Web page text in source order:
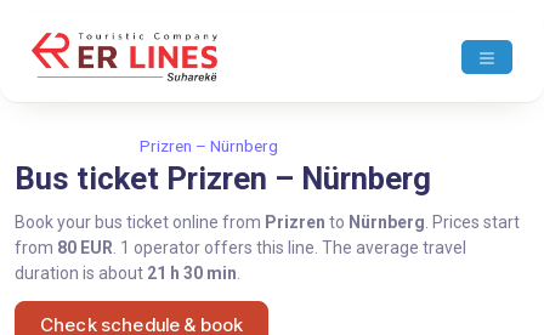
Prizren – Nürnberg
Bus ticket Prizren – Nürnberg
Book your bus ticket online from Prizren to Nürnberg . Prices start
from 80 EUR . 1 operator offers this line. The average travel
duration is about 21 h 30 min
Check schedule & book